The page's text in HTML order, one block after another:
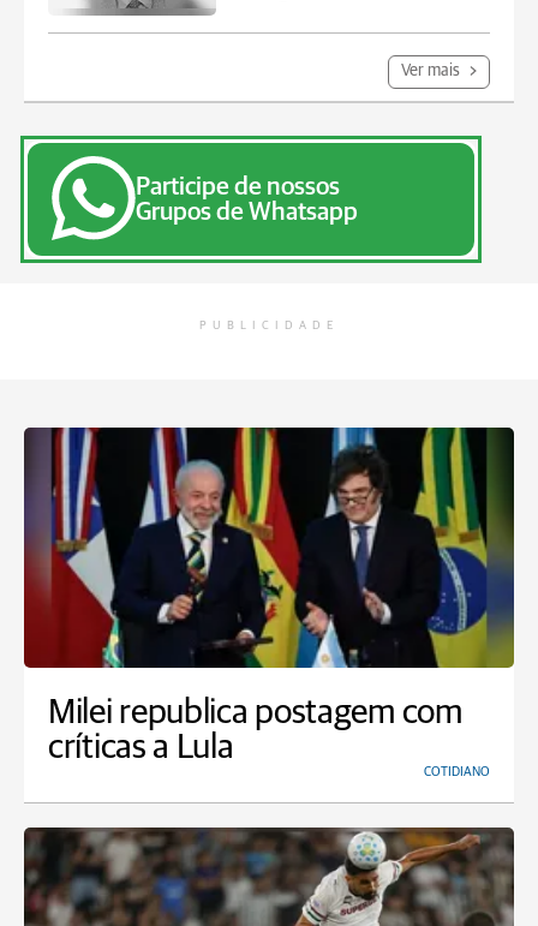
Ver mais
Participe de nossos
Grupos de Whatsapp
PUBLICIDADE
Milei republica postagem com
críticas a Lula
COTIDIANO